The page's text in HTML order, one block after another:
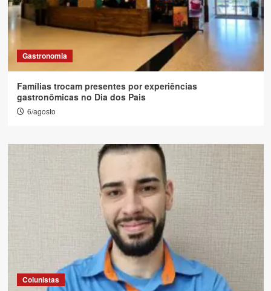
Gastronomia
Famílias trocam presentes por experiências
gastronômicas no Dia dos Pais
6/agosto
Colunistas